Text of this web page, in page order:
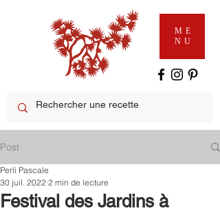
ME
NU
Post
Festival des Jardins à
Perli Pascale
30 juil. 2022 2 min de lecture